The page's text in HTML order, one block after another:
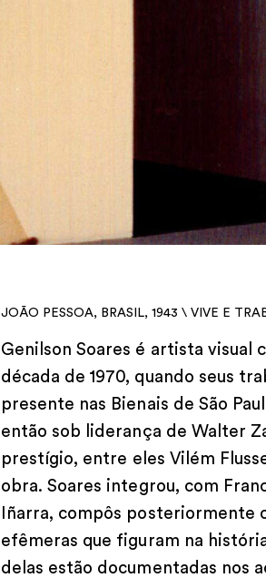
JOÃO PESSOA, BRASIL, 1943 \ VIVE E
Genilson Soares é artista visual
década de 1970, quando seus
presente nas Bienais de São
então sob liderança de Walter
prestígio, entre eles Vilém
obra. Soares integrou, com
Iñarra, compôs
efêmeras que figuram na
delas estão documentadas nos